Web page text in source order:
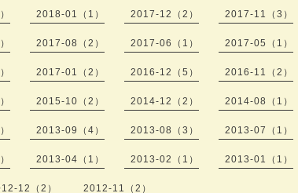
2018-01（1） 2017-12（2） 2017-11（3）
2017-08（2） 2017-06（1） 2017-05（1）
2017-01（2） 2016-12（5） 2016-11（2）
2015-10（2） 2014-12（2） 2014-08（1）
2013-09（4） 2013-08（3） 2013-07（1）
2013-04（1） 2013-02（1） 2013-01（1）
12（2） 2012-11（2）